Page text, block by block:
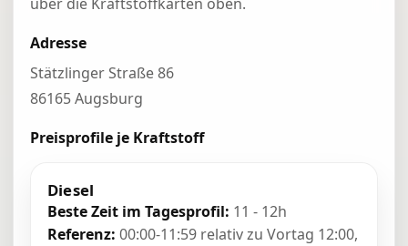
Adresse
Stätzlinger Straße 86
86165 Augsburg
Preisprofile je Kraftstoff
Diesel
Beste Zeit im Tagesprofil: 11 - 12h
Referenz: 00:00-11:59 relativ zu Vortag 12:00,